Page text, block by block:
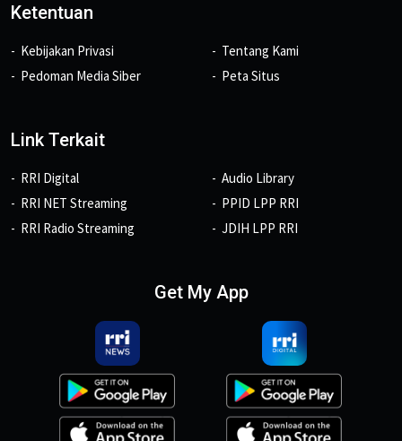
Ketentuan
Kebijakan Privasi
Pedoman Media Siber
Tentang Kami
Peta Situs
Link Terkait
RRI Digital
RRI NET Streaming
RRI Radio Streaming
Audio Library
PPID LPP RRI
JDIH LPP RRI
Get My App